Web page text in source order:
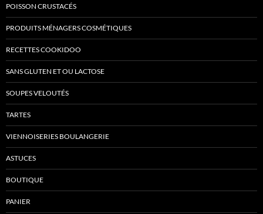
POISSON CRUSTACÉS
PRODUITS MÉNAGERS COSMÉTIQUES
RECETTES COOKIDOO
SANS GLUTEN ET OU LACTOSE
SOUPES VELOUTÉS
TARTES
VIENNOISERIES BOULANGERIE
ASTUCES
BOUTIQUE
PANIER